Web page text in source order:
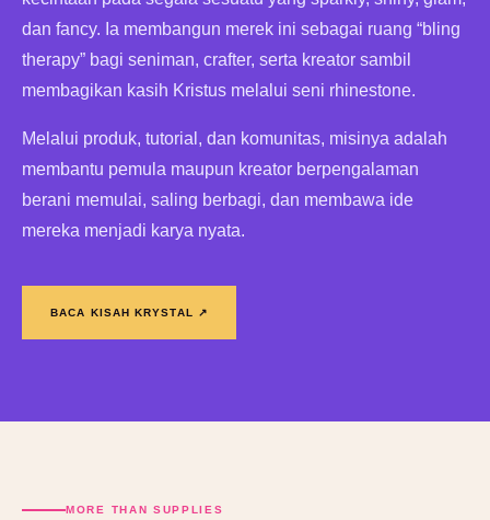
dan fancy. Ia membangun merek ini sebagai ruang “bling
therapy” bagi seniman, crafter, serta kreator sambil
membagikan kasih Kristus melalui seni rhinestone.
Melalui produk, tutorial, dan komunitas, misinya adalah
membantu pemula maupun kreator berpengalaman
berani memulai, saling berbagi, dan membawa ide
mereka menjadi karya nyata.
BACA KISAH KRYSTAL ↗
MORE THAN SUPPLIES